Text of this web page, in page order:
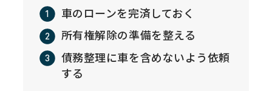
車のローンを完済しておく
所有権解除の準備を整える
債務整理に車を含めないよう依頼
する